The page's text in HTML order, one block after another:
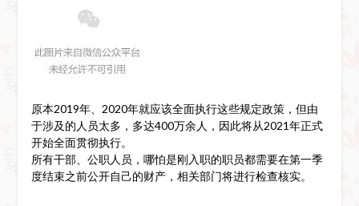
原本2019年、2020年就应该全面执行这些规定政策，但由
于涉及的人员太多，多达400万余人，因此将从2021年正式
开始全面贯彻执行。
所有干部、公职人员，哪怕是刚入职的职员都需要在第一季
度结束之前公开自己的财产，相关部门将进行检查核实。